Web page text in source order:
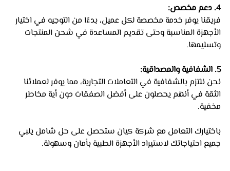
4. دعم مخصص:
فريقنا يوفر خدمة مخصصة لكل عميل، بدءًا من التوجيه في اختيار
الأجهزة المناسبة وحتى تقديم المساعدة في شحن المنتجات
وتسليمها.
5. الشفافية والمصداقية:
نحن نلتزم بالشفافية في التعاملات التجارية، مما يوفر لعملائنا
الثقة في أنهم يحصلون على أفضل الصفقات دون أية مخاطر
مخفية.
باختيارك التعامل مع شركة كيان ستحصل على حل شامل يلبي
جميع احتياجاتك لاستيراد الأجهزة الطبية بأمان وسهولة.